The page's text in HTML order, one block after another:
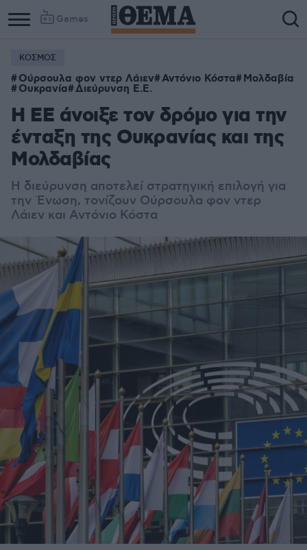
Games
ΚΟΣΜΟΣ
Ούρσουλα φον ντερ Λάιεν Αντόνιο Κόστα Μολδαβία
Ουκρανία Διεύρυνση Ε.Ε.
Η ΕΕ άνοιξε τον δρόμο για την
ένταξη της Ουκρανίας και της
Μολδαβίας
Η διεύρυνση αποτελεί στρατηγική επιλογή για
την Ένωση, τονίζουν Ούρσουλα φον ντερ
Λάιεν και Αντόνιο Κόστα